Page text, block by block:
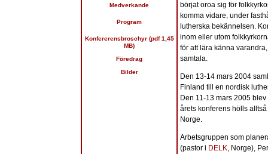
Medverkande
Program
Konfererensbroschyr (pdf 1,45
MB)
Föredrag
Bilder
börjat oroa sig för
komma vidare, under
lutherska bekännelsen.
inom eller utom
för att lära känna
samtala.
Den 13-14 mars 2004
Finland till en nordisk
Den 11-13 mars 2005
årets konferens hölls
Norge.
Arbetsgruppen som
(pastor i DELK, Norge),